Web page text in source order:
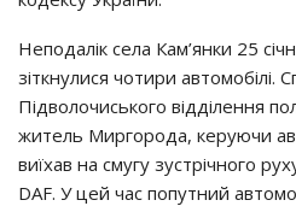
Неподалік села Кам’янки 25
зіткнулися чотири автомобілі.
Підволочиського відділення
житель Миргорода, керуючи
виїхав на смугу зустрічного
DAF. У цей час попутний